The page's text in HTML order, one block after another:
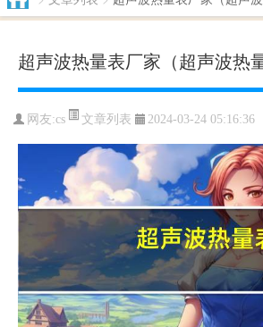
超声波热量表厂家（超声波热
网友:cs 文章列表 2024-03-24 05:16:36